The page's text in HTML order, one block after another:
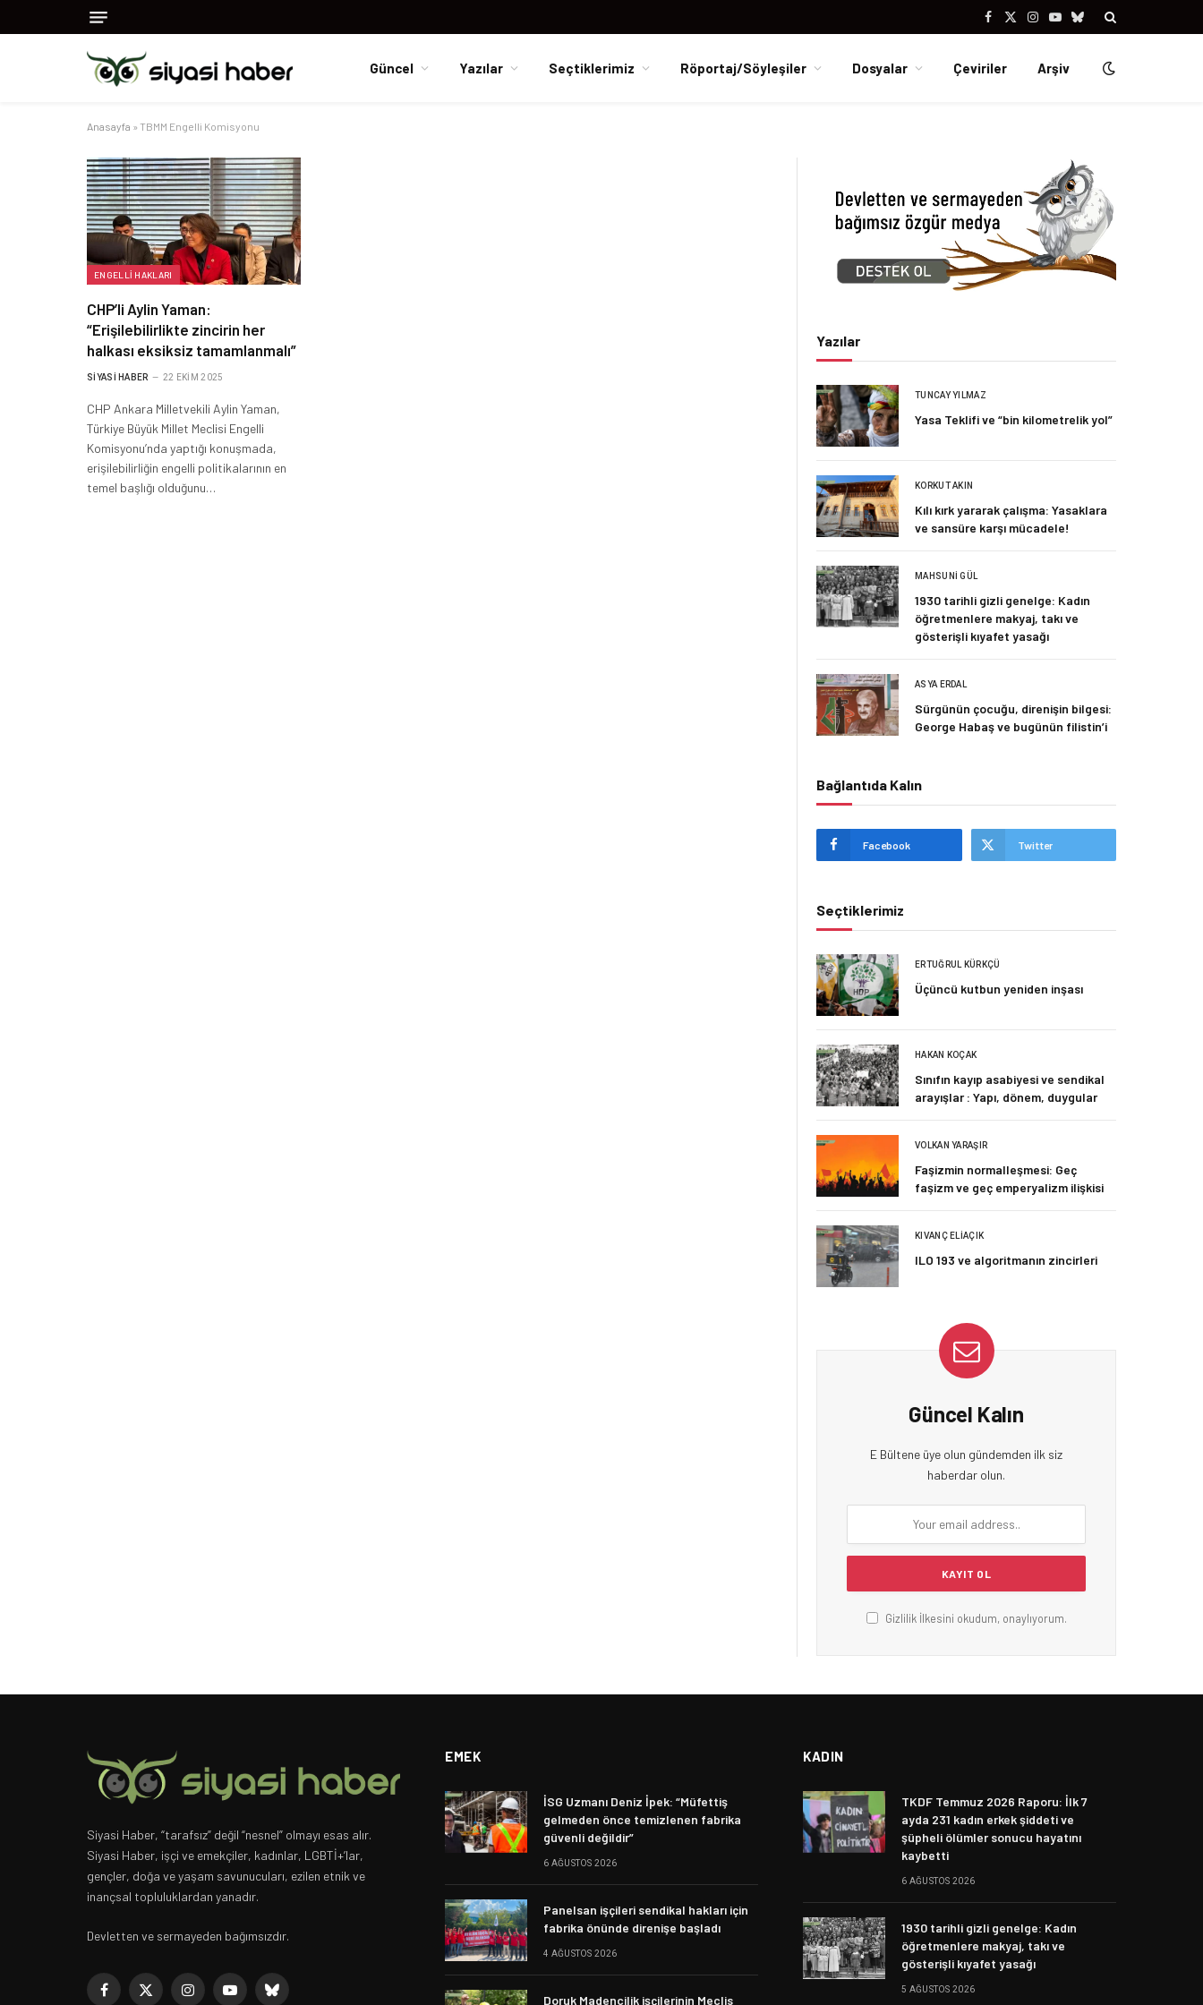
Facebook
X
Instagram
YouTubeBluesky
Güncel Yazılar Seçtiklerimiz Röportaj/Söyleşiler Dosyalar Çeviriler Arşiv
Anasayfa » TBMM Engelli Komisyonu
ENGELLI HAKLARI
CHP’li Aylin Yaman:
“Erişilebilirlikte zincirin her
halkası eksiksiz tamamlanmalı”
SIYASI HABER 22 EKIM 2025
CHP Ankara Milletvekili Aylin Yaman,
Türkiye Büyük Millet Meclisi Engelli
Komisyonu’nda yaptığı konuşmada,
erişilebilirliğin engelli politikalarının en
temel başlığı olduğunu…
Yazılar
TUNCAY YILMAZ
Yasa Teklifi ve “bin kilometrelik yol”
KORKUT AKIN
Kılı kırk yararak çalışma: Yasaklara
ve sansüre karşı mücadele!
MAHSUNI GÜL
1930 tarihli gizli genelge: Kadın
öğretmenlere makyaj, takı ve
gösterişli kıyafet yasağı
ASYA ERDAL
Sürgünün çocuğu, direnişin bilgesi:
George Habaş ve bugünün filistin’i
Bağlantıda Kalın
Facebook Twitter
Seçtiklerimiz
ERTUĞRUL KÜRKÇÜ
Üçüncü kutbun yeniden inşası
HAKAN KOÇAK
Sınıfın kayıp asabiyesi ve sendikal
arayışlar : Yapı, dönem, duygular
VOLKAN YARAŞIR
Faşizmin normalleşmesi: Geç
faşizm ve geç emperyalizm ilişkisi
KIVANÇ ELIAÇIK
ILO 193 ve algoritmanın zincirleri
Güncel Kalın
E Bültene üye olun gündemden ilk siz
haberdar olun.
Gizlilik İlkesini okudum, onaylıyorum.
Siyasi Haber, “tarafsız” değil “nesnel” olmayı esas alır.
Siyasi Haber, işçi ve emekçiler, kadınlar, LGBTİ+’lar,
gençler, doğa ve yaşam savunucuları, ezilen etnik ve
inançsal topluluklardan yanadır.
Devletten ve sermayeden bağımsızdır.
Facebook
X InstagramYouTubeBluesky
EMEK
İSG Uzmanı Deniz İpek: “Müfettiş
gelmeden önce temizlenen fabrika
güvenli değildir”
6 AĞUSTOS 2026
Panelsan işçileri sendikal hakları için
fabrika önünde direnişe başladı
4 AĞUSTOS 2026
Doruk Madencilik işçilerinin Meclis
KADIN
TKDF Temmuz 2026 Raporu: İlk 7
ayda 231 kadın erkek şiddeti ve
şüpheli ölümler sonucu hayatını
kaybetti
6 AĞUSTOS 2026
1930 tarihli gizli genelge: Kadın
öğretmenlere makyaj, takı ve
gösterişli kıyafet yasağı
5 AĞUSTOS 2026